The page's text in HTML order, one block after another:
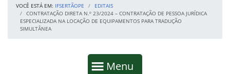
VOCÊ ESTÁ EM: IFSERTÃOPE
EDITAIS
CONTRATAÇÃO DIRETA N.º 23/2024 – CONTRATAÇÃO DE PESSOA JURÍDICA
ESPECIALIZADA NA LOCAÇÃO DE EQUIPAMENTOS PARA TRADUÇÃO
SIMULTÂNEA
Mostrar
Menu